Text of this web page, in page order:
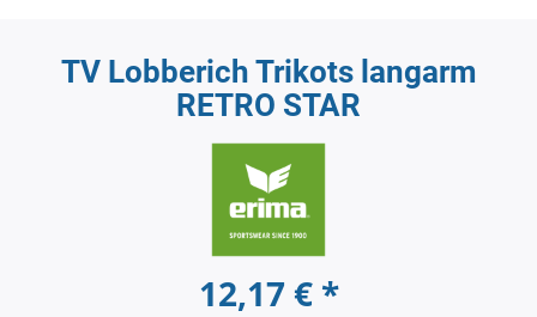
TV Lobberich Trikots langarm
RETRO STAR
12,17 € *